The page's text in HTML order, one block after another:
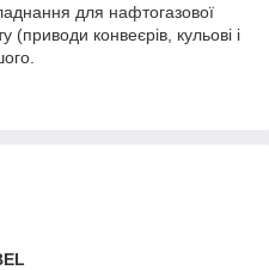
для нафтогазової
(приводи конвеєрів, кульові і